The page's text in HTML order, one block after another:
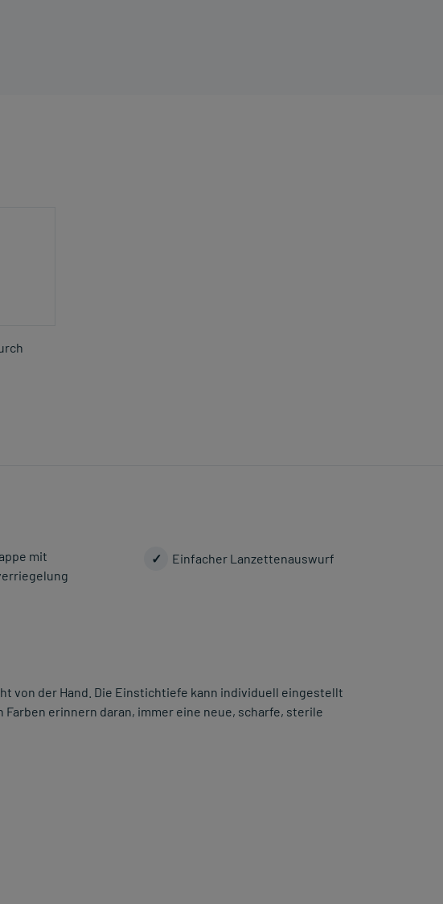
mit
✓ Einfacher Lanzettenauswurf
von der Hand. Die Einstichtiefe kann individuell eingestellt
erinnern daran, immer eine neue, scharfe, sterile